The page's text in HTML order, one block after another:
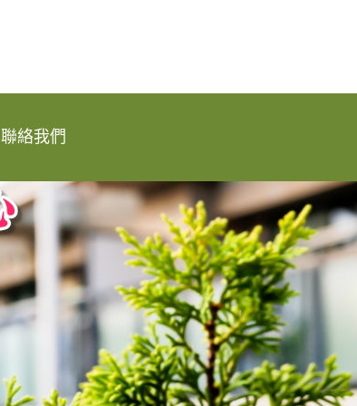
聯絡我們